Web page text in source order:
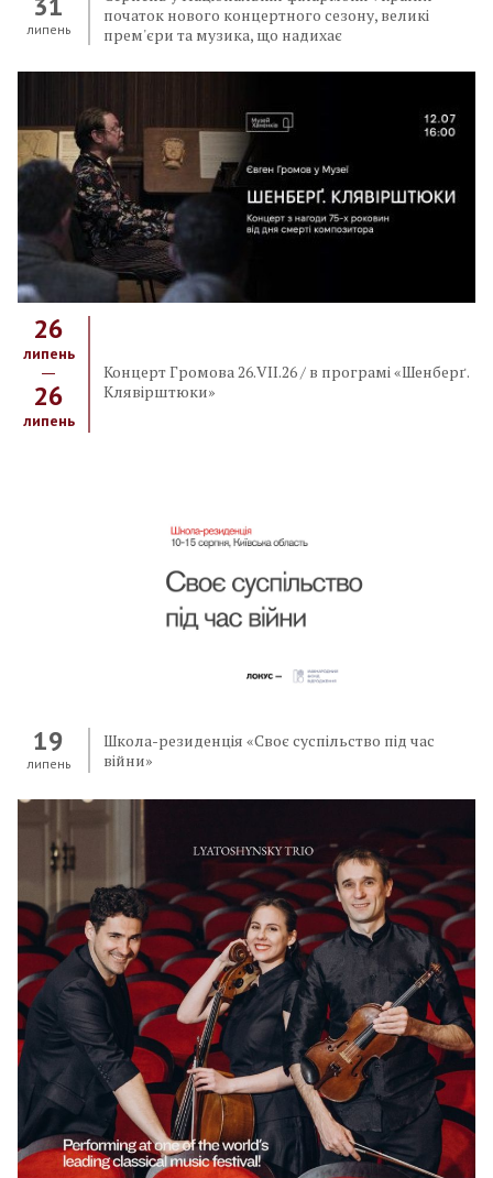
липень
початок нового концертного сезону, великі
прем'єри та музика, що надихає
26
липень
26
липень
Концерт Громова 26.VIІ.26 / в програмі «Шенберґ.
Клявірштюки»
19
липень
Школа-резиденція «Своє суспільство під час
війни»